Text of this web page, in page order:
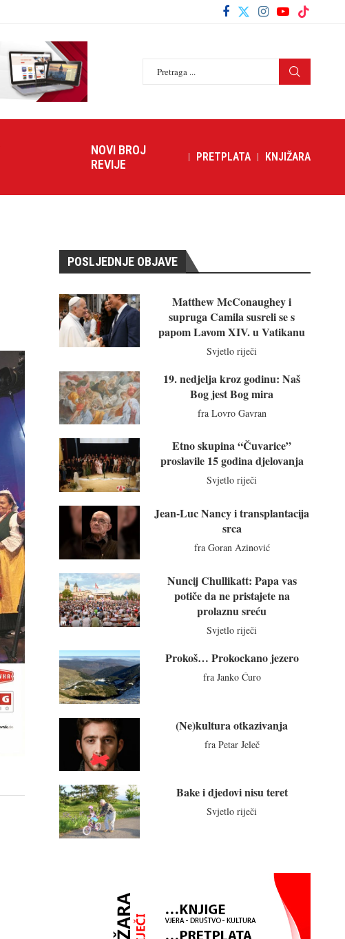
NOVI BROJ
REVIJE
PRETPLATA KNJIŽARA
POSLJEDNJE OBJAVE
Matthew McConaughey i
supruga Camila susreli se s
papom Lavom XIV. u Vatikanu
Svjetlo riječi
19. nedjelja kroz godinu: Naš
Bog jest Bog mira
fra Lovro Gavran
Etno skupina “Čuvarice”
proslavile 15 godina djelovanja
Svjetlo riječi
Jean-Luc Nancy i transplantacija
srca
fra Goran Azinović
Nuncij Chullikatt: Papa vas
potiče da ne pristajete na
prolaznu sreću
Svjetlo riječi
Prokoš… Prokockano jezero
fra Janko Ćuro
(Ne)kultura otkazivanja
fra Petar Jeleč
Bake i djedovi nisu teret
Svjetlo riječi